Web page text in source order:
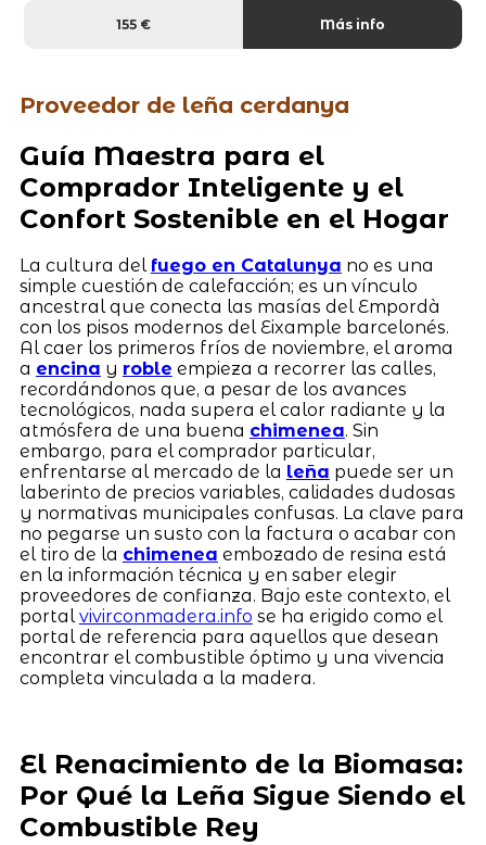
155 € Más info
Proveedor de leña cerdanya
Guía Maestra para el
Comprador Inteligente y el
Confort Sostenible en el Hogar
La cultura del fuego en Catalunya no es una
simple cuestión de calefacción; es un vínculo
ancestral que conecta las masías del Empordà
con los pisos modernos del Eixample barcelonés.
Al caer los primeros fríos de noviembre, el aroma
a encina y roble empieza a recorrer las calles,
recordándonos que, a pesar de los avances
tecnológicos, nada supera el calor radiante y la
atmósfera de una buena chimenea. Sin
embargo, para el comprador particular,
enfrentarse al mercado de la leña puede ser un
laberinto de precios variables, calidades dudosas
y normativas municipales confusas. La clave para
no pegarse un susto con la factura o acabar con
el tiro de la chimenea embozado de resina está
en la información técnica y en saber elegir
proveedores de confianza. Bajo este contexto, el
portalvivirconmadera.info se ha erigido como el
portal de referencia para aquellos que desean
encontrar el combustible óptimo y una vivencia
completa vinculada a la madera.
El Renacimiento de la Biomasa:
Por Qué la Leña Sigue Siendo el
Combustible Rey